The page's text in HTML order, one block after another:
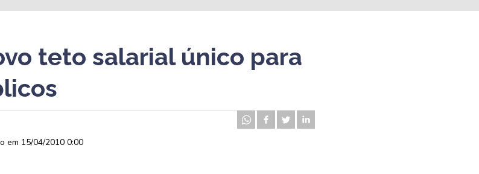
teto salarial único para
em 15/04/2010 0:00